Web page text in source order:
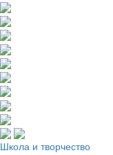
Школа и творчество